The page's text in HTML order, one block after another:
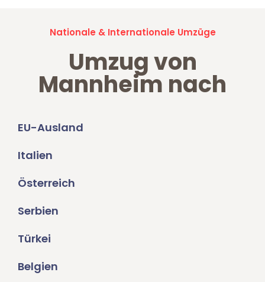
Nationale & Internationale Umzüge
Umzug von
Mannheim nach
EU-Ausland
Italien
Österreich
Serbien
Türkei
Belgien